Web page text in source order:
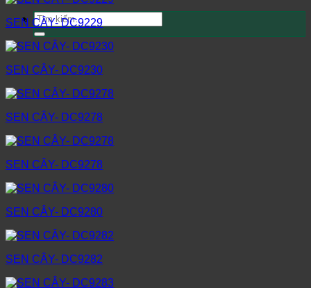
Tìm
kiếm:
SEN CÂY- DC9229
SEN CÂY- DC9230
SEN CÂY- DC9278
SEN CÂY- DC9278
SEN CÂY- DC9280
SEN CÂY- DC9282